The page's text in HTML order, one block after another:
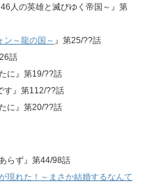
人の英雄と滅びゆく帝国～』第
ン～龍の国～ 』第25/??話
話
に』第19/??話
す』第112/??話
に』第20/??話
らず』第44/98話
現れた！～まさか結婚するなんて